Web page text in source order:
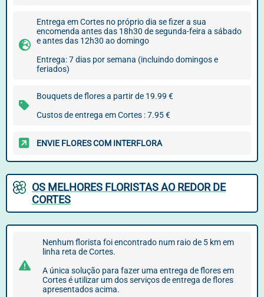
Entrega em Cortes no próprio dia se fizer a sua
encomenda antes das 18h30 de segunda-feira a sábado
e antes das 12h30 ao domingo
Entrega: 7 dias por semana (incluindo domingos e
feriados)
Bouquets de flores a partir de 19.99 €
Custos de entrega em Cortes : 7.95 €
ENVIE FLORES COM INTERFLORA
OS MELHORES FLORISTAS AO REDOR DE
CORTES
Nenhum florista foi encontrado num raio de 5 km em
linha reta de Cortes.
A única solução para fazer uma entrega de flores em
Cortes é utilizar um dos serviços de entrega de flores
apresentados acima.